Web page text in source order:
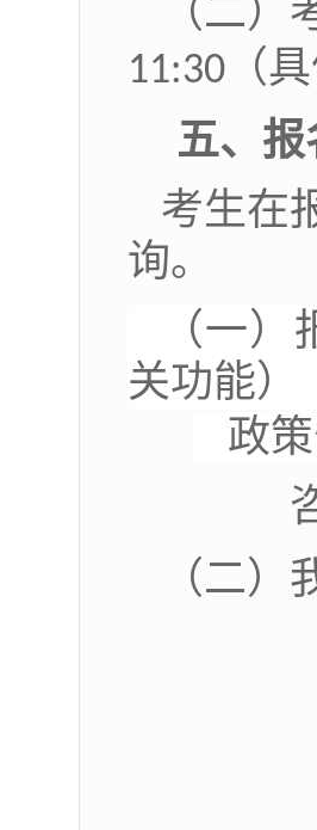
（二）
11:30 （
五、
考生在
询。
（一
关功能）
政
（二）